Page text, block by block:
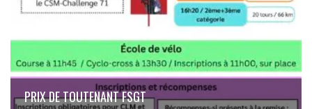
PRIX DE TOUTENANT FSGT